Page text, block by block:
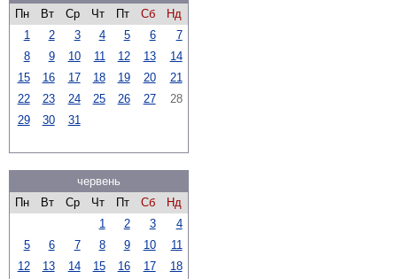
Пн
Вт Ср Чт Пт Сб
Нд
1
2 3 4 5 6
7
8
9 10 11 12 13
14
15
16 17 18 19 20
21
22
23 24 25 26 27
28
29
30 31
червень
Пн
Вт Ср Чт Пт Сб
Нд
1
2 3
4
5
6 7 8 9 10
11
12
13 14 15 16 17
18